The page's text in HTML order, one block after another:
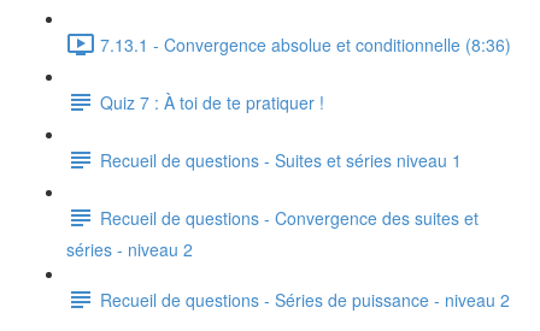
7.13.1 - Convergence absolue et conditionnelle (8:36)
Quiz 7 : À toi de te pratiquer !
Recueil de questions - Suites et séries niveau 1
Recueil de questions - Convergence des suites et
séries - niveau 2
Recueil de questions - Séries de puissance - niveau 2